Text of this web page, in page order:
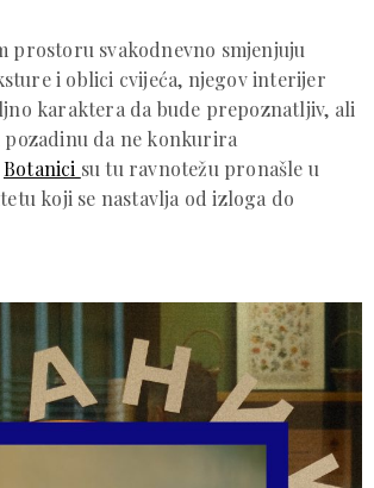
prostoru svakodnevno smjenjuju
i oblici cvijeća, njegov interijer
karaktera da bude prepoznatljiv, ali
da ne konkurira
Botanici su tu ravnotežu pronašle u
koji se nastavlja od izloga do